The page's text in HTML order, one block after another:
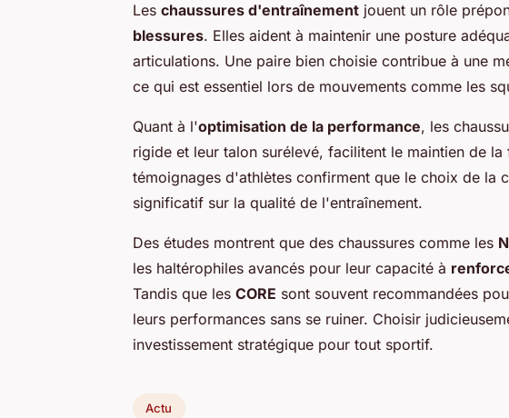
Les chaussures d'entraînement jouent un rôle
blessures. Elles aident à maintenir une posture
articulations. Une paire bien choisie contribue à une
ce qui est essentiel lors de mouvements comme les
Quant à l'optimisation de la performance, les
rigide et leur talon surélevé, facilitent le maintien de
témoignages d'athlètes confirment que le choix de la
significatif sur la qualité de l'entraînement.
Des études montrent que des chaussures comme les
les haltérophiles avancés pour leur capacité à
Tandis que les CORE sont souvent recommandées
leurs performances sans se ruiner. Choisir
investissement stratégique pour tout sportif.
Actu